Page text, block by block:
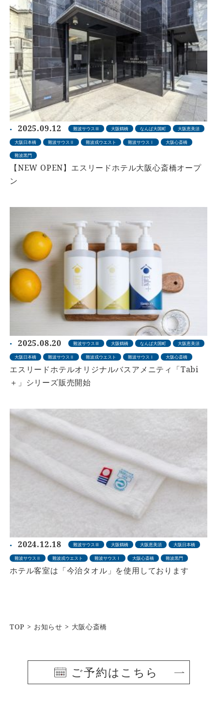
2025.09.12 難波サウスⅢ 大阪鶴橋 なんば大国町 大阪恵美須
大阪日本橋 難波サウスⅡ 難波戎ウエスト 難波サウスⅠ 大阪心斎橋
難波黒門
【NEW OPEN】エスリードホテル大阪心斎橋オープ
ン
2025.08.20 難波サウスⅢ 大阪鶴橋 なんば大国町 大阪恵美須
大阪日本橋 難波サウスⅡ 難波戎ウエスト 難波サウスⅠ 大阪心斎橋
エスリードホテルオリジナルバスアメニティ「Tabi
＋」シリーズ販売開始
2024.12.18 難波サウスⅢ 大阪鶴橋 大阪恵美須 大阪日本橋
難波サウスⅡ 難波戎ウエスト 難波サウスⅠ 大阪心斎橋 難波黒門
ホテル客室は「今治タオル」を使用しております
TOP お知らせ 大阪心斎橋
ご予約はこちら